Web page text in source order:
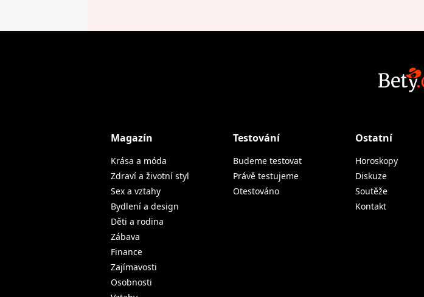
Magazín
Krása a móda
Zdraví a životní styl
Sex a vztahy
Bydlení a design
Děti a rodina
Zábava
Finance
Zajímavosti
Osobnosti
Testování
Budeme testovat
Právě testujeme
Otestováno
Ostatní
Horoskopy
Diskuze
Soutěže
Kontakt